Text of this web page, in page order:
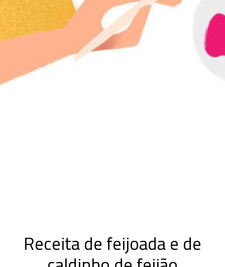
Receita de feijoada e de